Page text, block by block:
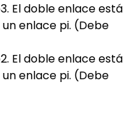
El doble enlace está
enlace pi. (Debe
El doble enlace está
enlace pi. (Debe